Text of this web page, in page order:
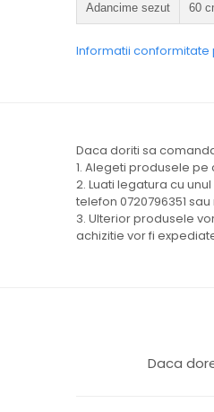
Adancime sezut 60
Informatii conformitate
Daca doriti sa
1. Alegeti produsele
2. Luati legatura cu
telefon 0720796351
3. Ulterior produsele
achizitie vor fi
Daca